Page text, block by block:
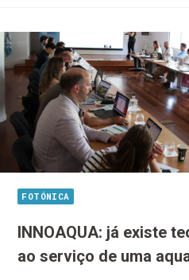
FOTÓNICA
INNOAQUA: já existe
ao serviço de uma